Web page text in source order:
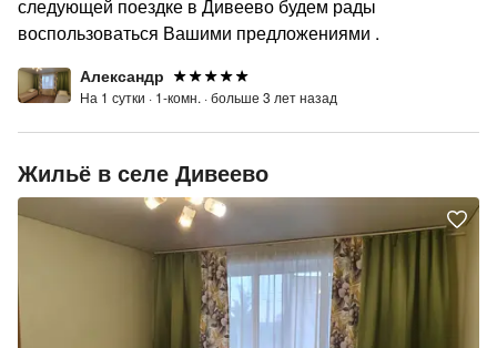
следующей поездке в Дивеево будем рады
воспользоваться Вашими предложениями .
Александр
На 1 сутки · 1-комн. ·больше 3 лет назад
Жильё в селе Дивеево